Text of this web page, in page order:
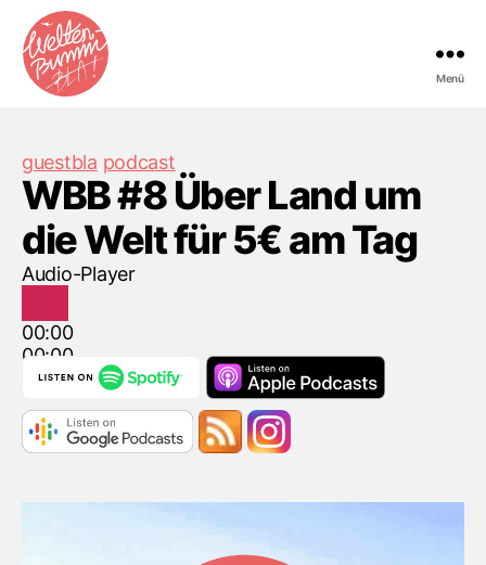
Menü
Kategorien
guestbla podcast
WBB #8 Über Land um
die Welt für 5€ am Tag
Audio-Player
00:00
00:00
00:00